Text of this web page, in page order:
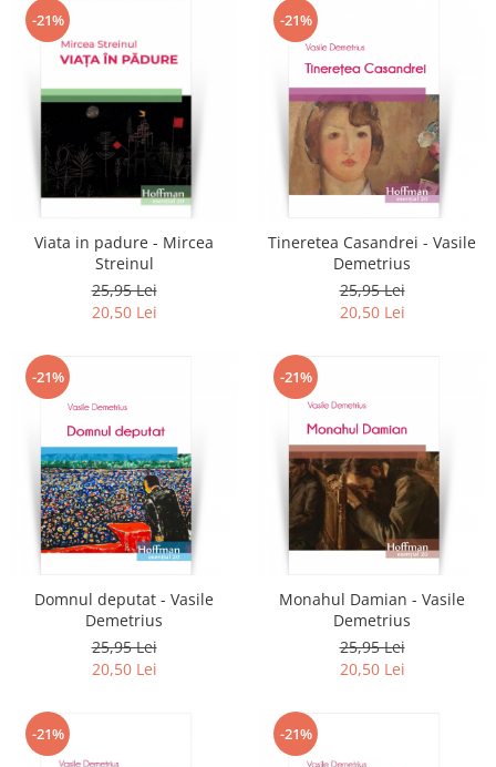
-21%
Viata in padure - Mircea
Streinul
25,95 Lei
20,50 Lei
-21%
Tineretea Casandrei - Vasile
Demetrius
25,95 Lei
20,50 Lei
-21%
Domnul deputat - Vasile
Demetrius
25,95 Lei
20,50 Lei
-21%
Monahul Damian - Vasile
Demetrius
25,95 Lei
20,50 Lei
-21% -21%